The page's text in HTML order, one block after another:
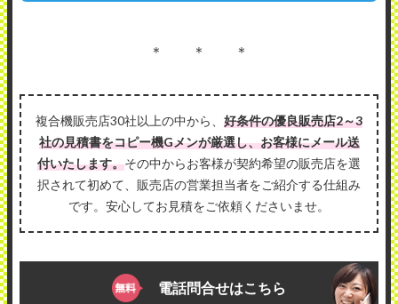
＊ ＊ ＊
複合機販売店30社以上の中から、 好条件の優良販売店2～3
社の見積書をコピー機Gメンが厳選し、お客様にメール送
付いたします。その中からお客様が契約希望の販売店を選
択されて初めて、販売店の営業担当者をご紹介する仕組み
です。安心してお見積をご依頼くださいませ。
電話問合せはこちら